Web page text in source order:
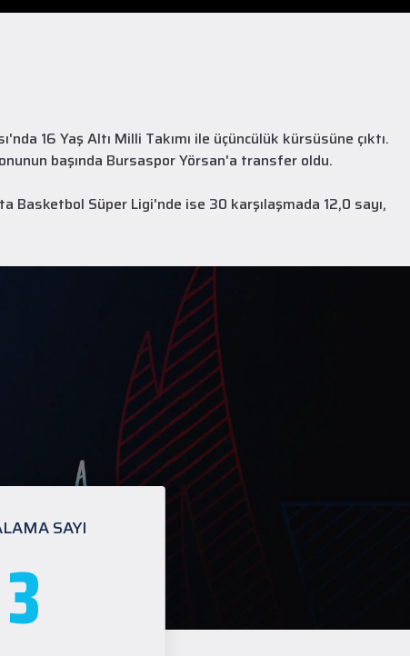
16 Yaş Altı Milli Takımı ile üçüncülük kürsüsüne çıktı.
başında Bursaspor Yörsan'a transfer oldu.
Süper Ligi'nde ise 30 karşılaşmada 12,0 sayı,
SAYI
3